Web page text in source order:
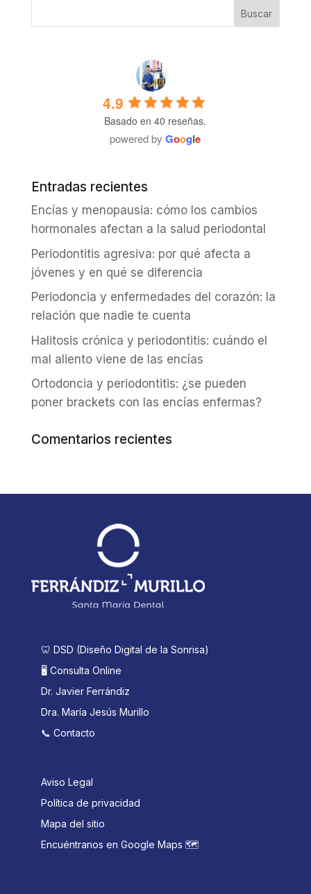
4.9
Basado en 40 reseñas.
powered byGoogle
Entradas recientes
Encías y menopausia: cómo los cambios
hormonales afectan a la salud periodontal
Periodontitis agresiva: por qué afecta a
jóvenes y en qué se diferencia
Periodoncia y enfermedades del corazón: la
relación que nadie te cuenta
Halitosis crónica y periodontitis: cuándo el
mal aliento viene de las encías
Ortodoncia y periodontitis: ¿se pueden
poner brackets con las encías enfermas?
Comentarios recientes
🦷 DSD (Diseño Digital de la Sonrisa)
🖥️ Consulta Online
Dr. Javier Ferrándiz
Dra. María Jesús Murillo
📞 Contacto
Aviso Legal
Política de privacidad
Mapa del sitio
Encuéntranos en Google Maps 🗺️